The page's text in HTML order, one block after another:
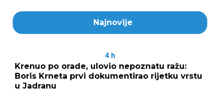
Najnovije
4 h
Krenuo po orade, ulovio nepoznatu ražu:
Boris Krneta prvi dokumentirao rijetku vrstu
u Jadranu